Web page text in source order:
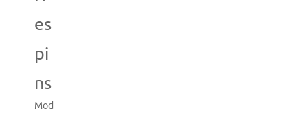
es
pi
ns
Mod